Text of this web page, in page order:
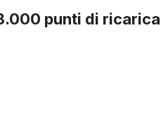
punti di ricarica